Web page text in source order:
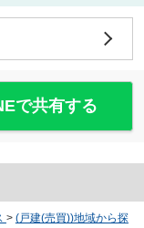
で共有する
> (戸建(売買))地域から探